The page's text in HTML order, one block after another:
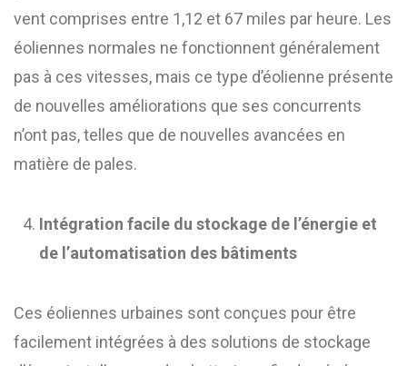
vent comprises entre 1,12 et 67 miles par heure. Les
éoliennes normales ne fonctionnent généralement
pas à ces vitesses, mais ce type d’éolienne présente
de nouvelles améliorations que ses concurrents
n’ont pas, telles que de nouvelles avancées en
matière de pales.
Intégration facile du stockage de l’énergie et
de l’automatisation des bâtiments
Ces éoliennes urbaines sont conçues pour être
facilement intégrées à des solutions de stockage